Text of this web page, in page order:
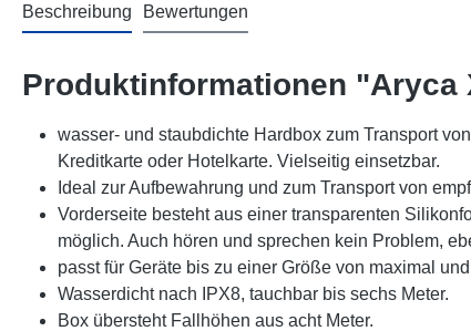
Beschreibung Bewertungen
Produktinformationen "Aryca
wasser- und staubdichte Hardbox zum Transport
Kreditkarte oder Hotelkarte. Vielseitig einsetzbar.
Ideal zur Aufbewahrung und zum Transport von
Vorderseite besteht aus einer transparenten
möglich. Auch hören und sprechen kein Problem,
passt für Geräte bis zu einer Größe von maximal
Wasserdicht nach IPX8, tauchbar bis sechs Meter.
Box übersteht Fallhöhen aus acht Meter.